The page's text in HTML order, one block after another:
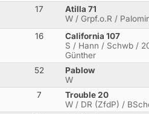
17
Atilla 71
W / Grpf.o.R /
16
California 107
S / Hann / Schwb /
Günther
52
Pablow
W
7
Trouble 20
W / DR (ZfdP) /